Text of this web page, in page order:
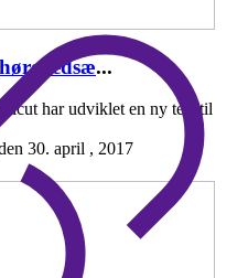
...
har udviklet en ny test til
30. april , 2017